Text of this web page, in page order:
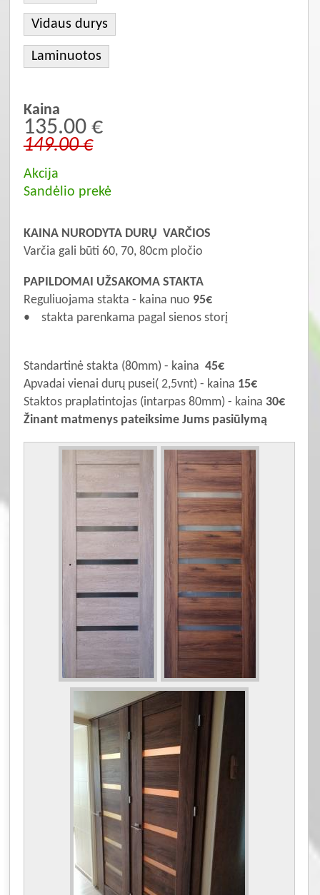
Vidaus durys
Laminuotos
Kaina
135.00 €
149.00 €
Akcija
Sandėlio prekė
KAINA NURODYTA DURŲ VARČIOS
Varčia gali būti 60, 70, 80cm pločio
PAPILDOMAI UŽSAKOMA STAKTA
Reguliuojama stakta - kaina nuo 95€
• stakta parenkama pagal sienos storį
Standartinė stakta (80mm) - kaina 45€
Apvadai vienai durų pusei( 2,5vnt) - kaina 15€
Staktos praplatintojas (intarpas 80mm) - kaina 30€
Žinant matmenys pateiksime Jums pasiūlymą